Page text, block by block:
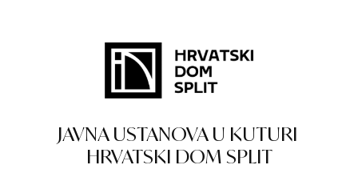
JAVNA USTANOVA U KUTURI
HRVATSKI DOM SPLIT